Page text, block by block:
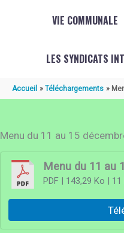
VIE COMMUNALE
LES SYNDICATS
Accueil Téléchargements
Menu du 11 au 15
Menu du 11 au
PDF| 143,29 Ko | 11